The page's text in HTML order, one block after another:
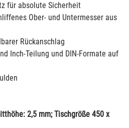
für absolute Sicherheit
Ober- und Untermesser aus
Rückanschlag
Inch-Teilung und DIN-Formate auf
2,5 mm; Tischgröße 450 x